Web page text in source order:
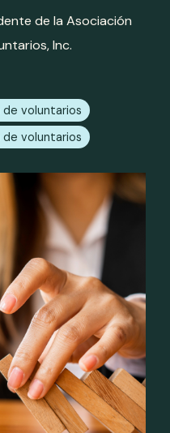
de la Asociación
Inc.
voluntarios
voluntarios